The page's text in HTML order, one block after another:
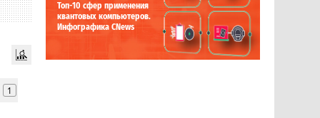
1
Топ-10 сфер применения
квантовых компьютеров.
Инфографика CNews